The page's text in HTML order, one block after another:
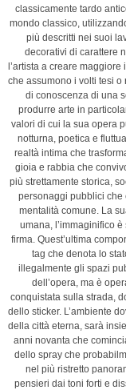
classicamente tardo
mondo classico,
più descritti nei suoi
decorativi di carattere
l’artista a creare
che assumono i volti tesi
di conoscenza di una
produrre arte in
valori di cui la sua opera
notturna, poetica e
realtà intima che
gioia e rabbia che
più strettamente storica,
personaggi pubblici che
mentalità comune. La
umana, l’immaginifico
firma. Quest’ultima
tag che denota lo
illegalmente gli spazi
dell’opera, ma è
conquistata sulla strada,
dello sticker. L’ambiente
della città eterna, sarà
anni novanta che
dello spray che
nel più ristretto
pensieri dai toni forti e